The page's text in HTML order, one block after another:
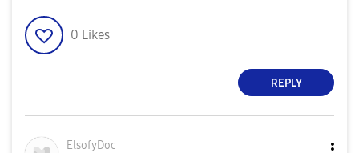
0 Likes
REPLY
ElsofyDoc